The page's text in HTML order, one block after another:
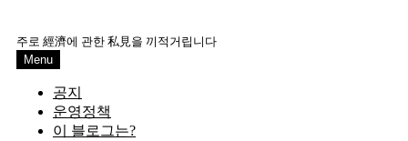
content
주로 經濟에 관한 私見을 끼적거립니다
Menu
공지
운영정책
이 블로그는?